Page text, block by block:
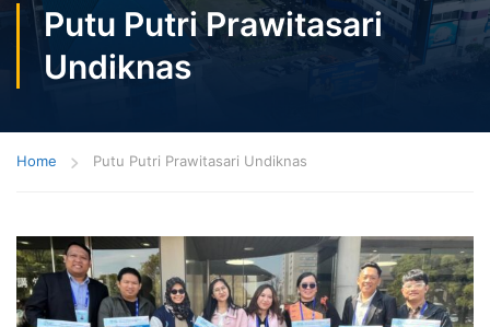
Putu Putri Prawitasari
Undiknas
Home Putu Putri Prawitasari Undiknas